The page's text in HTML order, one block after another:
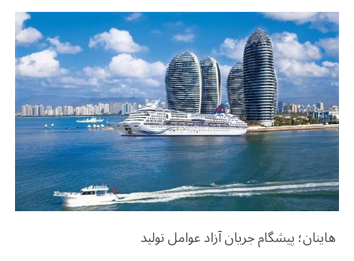
هاینان؛ پیشگام جریان آزاد عوامل تولید